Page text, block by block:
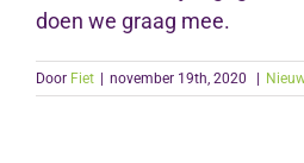
doen we graag mee.
Door Fiet november 19th, 2020